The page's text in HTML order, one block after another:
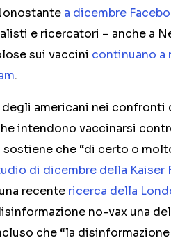
a dicembre
e ricercatori – anche a
sui vaccini continuano a
.
americani nei confronti
intendono vaccinarsi
che “di certo o
di dicembre della Kaiser
recente ricerca della
no-vax una
che “la